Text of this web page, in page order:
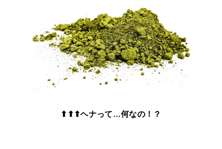
⬆⬆⬆ヘナって…何なの！？